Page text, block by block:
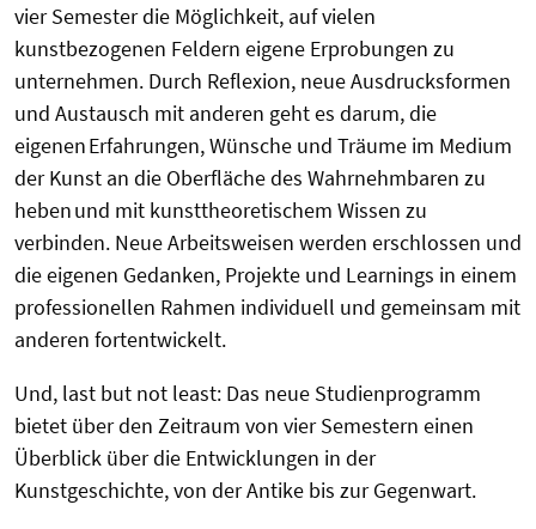
vier Semester die Möglichkeit, auf vielen
kunstbezogenen Feldern eigene Erprobungen zu
unternehmen. Durch Reflexion, neue Ausdrucksformen
und Austausch mit anderen geht es darum, die
eigenen Erfahrungen, Wünsche und Träume im Medium
der Kunst an die Oberfläche des Wahrnehmbaren zu
heben und mit kunsttheoretischem Wissen zu
verbinden. Neue Arbeitsweisen werden erschlossen und
die eigenen Gedanken, Projekte und Learnings in einem
professionellen Rahmen individuell und gemeinsam mit
anderen fortentwickelt.
Und, last but not least: Das neue Studienprogramm
bietet über den Zeitraum von vier Semestern einen
Überblick über die Entwicklungen in der
Kunstgeschichte, von der Antike bis zur Gegenwart.